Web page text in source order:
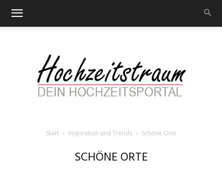
Start Inspiration und Trends Schöne Orte
SCHÖNE ORTE